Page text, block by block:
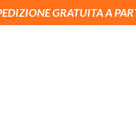
A PARTIRE DA 50€